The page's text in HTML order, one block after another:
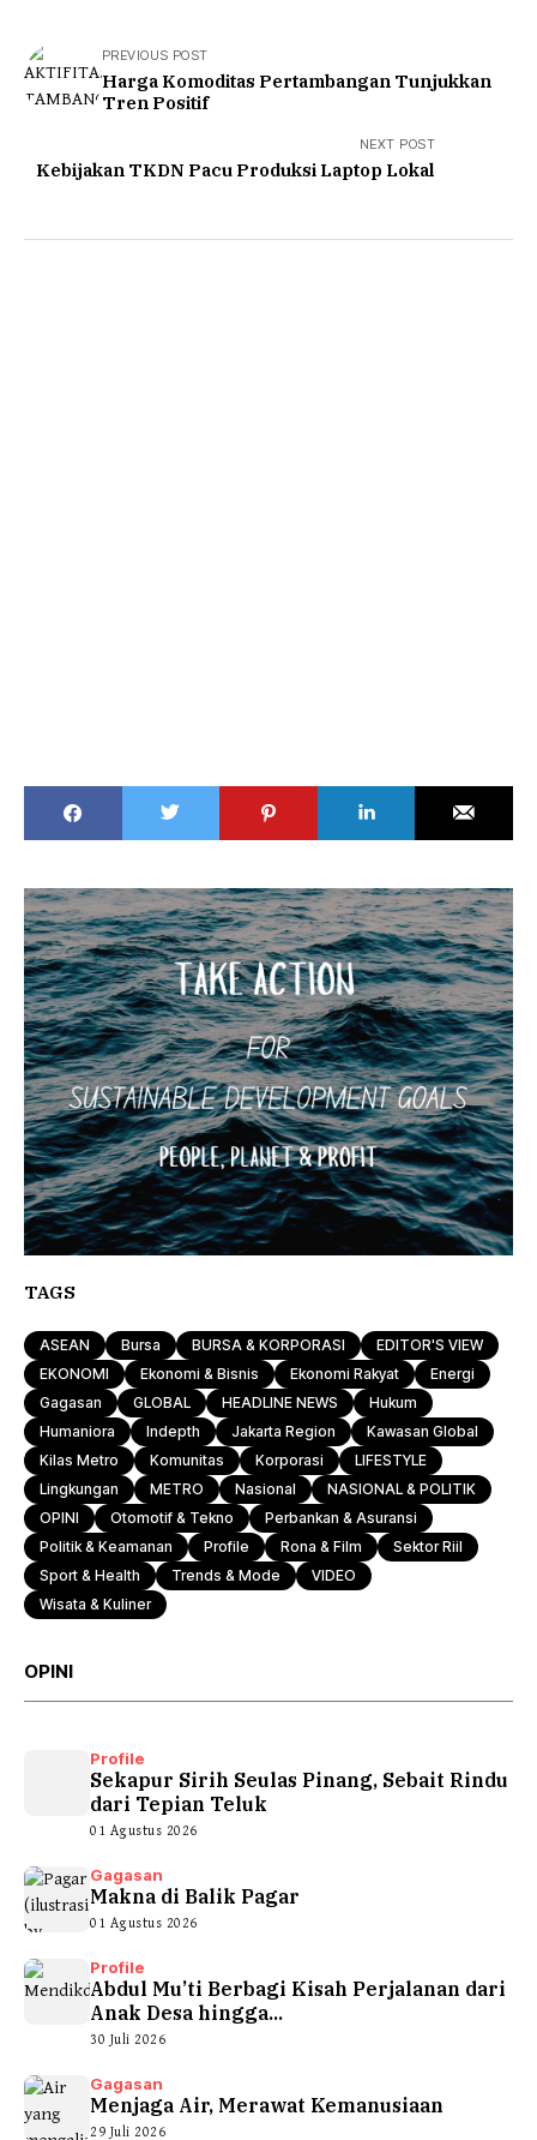
PREVIOUS POST
Harga Komoditas Pertambangan Tunjukkan
Tren Positif
NEXT POST
Kebijakan TKDN Pacu Produksi Laptop Lokal
TAGS
ASEAN Bursa BURSA & KORPORASI
EDITOR'S VIEW
EKONOMI
Ekonomi & Bisnis Ekonomi Rakyat
Energi
Gagasan
GLOBAL HEADLINE NEWS
Hukum
Humaniora
Indepth Jakarta Region
Kawasan Global
Kilas Metro
Komunitas Korporasi
LIFESTYLE
Lingkungan
METRO Nasional
NASIONAL & POLITIK
OPINI
Otomotif & Tekno
Perbankan & Asuransi
Politik & Keamanan
Profile Rona & Film
Sektor Riil
Sport & Health
Trends & Mode
VIDEO
Wisata & Kuliner
OPINI
Profile
Sekapur Sirih Seulas Pinang, Sebait Rindu
dari Tepian Teluk
01 Agustus 2026
Gagasan
Makna di Balik Pagar
01 Agustus 2026
Profile
Abdul Mu’ti Berbagi Kisah Perjalanan dari
Anak Desa hingga...
30 Juli 2026
Gagasan
Menjaga Air, Merawat Kemanusiaan
29 Juli 2026